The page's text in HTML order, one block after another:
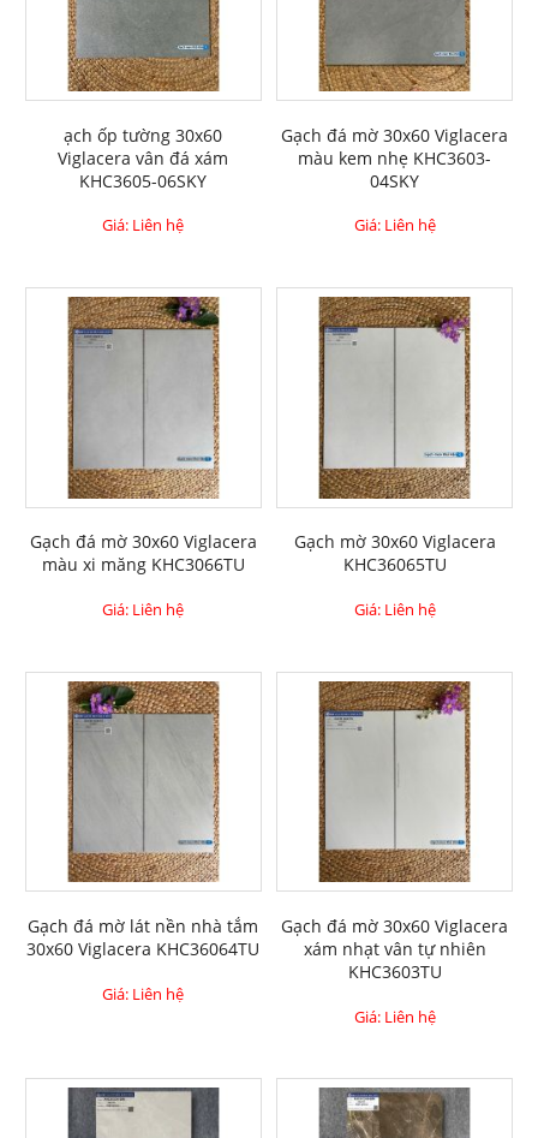
ạch ốp tường 30x60
Viglacera vân đá xám
KHC3605-06SKY
Giá: Liên hệ
Gạch đá mờ 30x60 Viglacera
màu kem nhẹ KHC3603-
04SKY
Giá: Liên hệ
Gạch đá mờ 30x60 Viglacera
màu xi măng KHC3066TU
Giá: Liên hệ
Gạch mờ 30x60 Viglacera
KHC36065TU
Giá: Liên hệ
Gạch đá mờ lát nền nhà tắm
30x60 Viglacera KHC36064TU
Giá: Liên hệ
Gạch đá mờ 30x60 Viglacera
xám nhạt vân tự nhiên
KHC3603TU
Giá: Liên hệ